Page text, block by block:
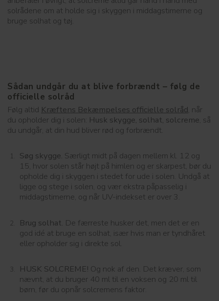
solrådene om at holde sig i skyggen i middagstimerne og
bruge solhat og tøj.
Sådan undgår du at blive forbrændt – følg de
officielle solråd
Følg altid Kræftens Bekæmpelses officielle solråd, når
du opholder dig i solen: Husk skygge, solhat, solcreme, så
du undgår, at din hud bliver rød og forbrændt.
Søg skygge. Særligt midt på dagen mellem kl. 12 og
15, hvor solen står højt på himlen og er skarpest, bør du
opholde dig i skyggen i stedet for ude i solen. Undgå at
ligge og stege i solen, og vær ekstra påpasselig i
middagstimerne, og når UV-indekset er over 3.
Brug solhat. De færreste husker det, men det er en
god idé at bruge en solhat, især hvis man er tyndhåret
eller opholder sig i direkte sol.
HUSK SOLCREME! Og nok af den. Det kræver, som
nævnt, at du bruger 40 ml til en voksen og 20 ml til
børn, før du opnår solcremens faktor.